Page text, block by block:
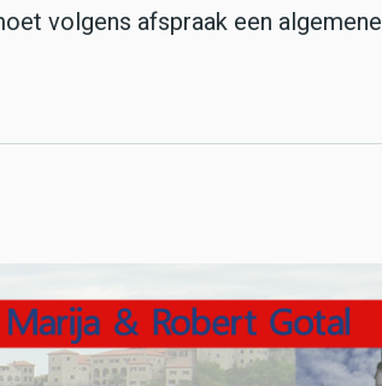
volgens afspraak een algemene